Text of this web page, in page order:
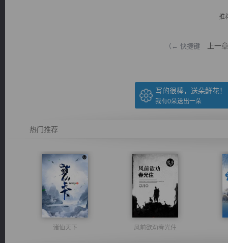
推
（← 快捷键 上一章
写的很棒，送朵鲜花！
我有0朵送出一朵
热门推荐
诸仙天下 风前欲劝春光住